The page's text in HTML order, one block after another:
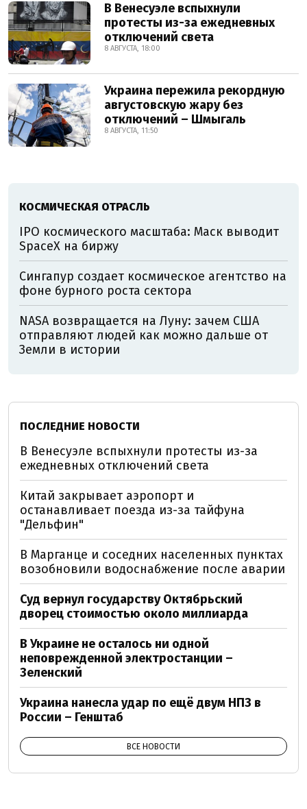
В Венесуэле вспыхнули
протесты из-за ежедневных
отключений света
8 АВГУСТА, 18:00
Украина пережила рекордную
августовскую жару без
отключений – Шмыгаль
8 АВГУСТА, 11:50
КОСМИЧЕСКАЯ ОТРАСЛЬ
IPO космического масштаба: Маск выводит
SpaceX на биржу
Сингапур создает космическое агентство на
фоне бурного роста сектора
NASA возвращается на Луну: зачем США
отправляют людей как можно дальше от
Земли в истории
ПОСЛЕДНИЕ НОВОСТИ
В Венесуэле вспыхнули протесты из-за
ежедневных отключений света
Китай закрывает аэропорт и
останавливает поезда из-за тайфуна
"Дельфин"
В Марганце и соседних населенных пунктах
возобновили водоснабжение после аварии
Суд вернул государству Октябрьский
дворец стоимостью около миллиарда
В Украине не осталось ни одной
неповрежденной электростанции –
Зеленский
Украина нанесла удар по ещё двум НПЗ в
России – Генштаб
ВСЕ НОВОСТИ